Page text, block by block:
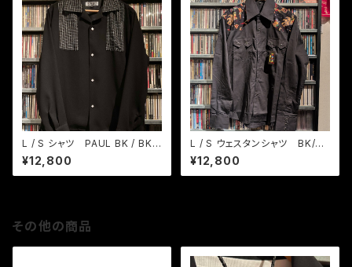
L / S シャツ PAUL BK / BKカ
スリ織りチェック
¥12,800
L / S ウェスタンシャツ BK/ト
ラディショナル タトゥー
¥12,800
その他の商品